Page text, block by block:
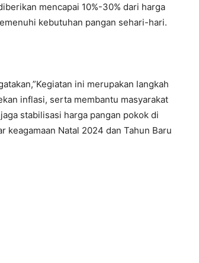
mencapai 10%-30% dari harga
kebutuhan pangan sehari-hari.
ini merupakan langkah
inflasi, serta membantu masyarakat
stabilisasi harga pangan pokok di
Natal 2024 dan Tahun Baru